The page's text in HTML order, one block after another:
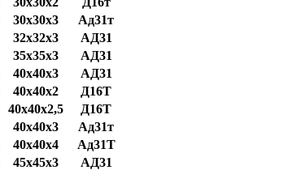
30х30х3
Ад31т
32х32х3
АД31
35х35х3
АД31
40х40х3
АД31
40х40х2
Д16Т
40х40х2,5
Д16Т
40х40х3
Ад31т
40х40х4
Ад31Т
45х45х3
АД31